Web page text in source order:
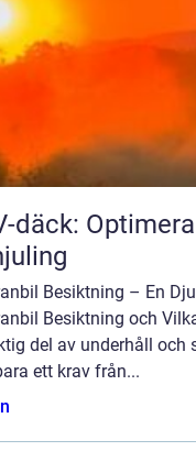
däck:
Besiktning – En
Besiktning och
del av underhåll och
ett krav från...